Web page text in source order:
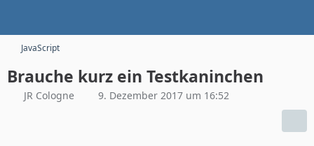
JavaScript
Brauche kurz ein Testkaninchen
JR Cologne 9. Dezember 2017 um 16:52